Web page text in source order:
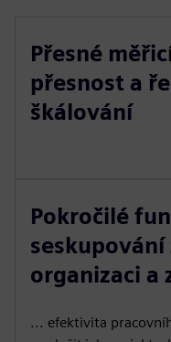
Přesné
přesnost a
škálování
Pokročilé
organizaci a
... efektivita